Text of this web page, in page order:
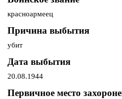
красноармеец
Причина выбытия
убит
Дата выбытия
20.08.1944
Первичное место